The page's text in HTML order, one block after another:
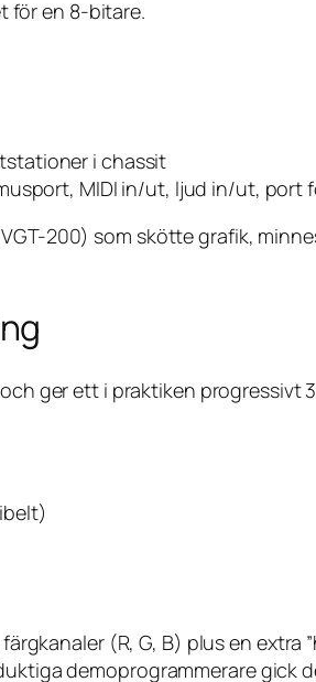
för en 8-bitare.
i chassit
MIDI in/ut, ljud in/ut, port
200) som skötte grafik,
ger ett i praktiken progressivt
(R, G, B) plus en extra
demoprogrammerare gick